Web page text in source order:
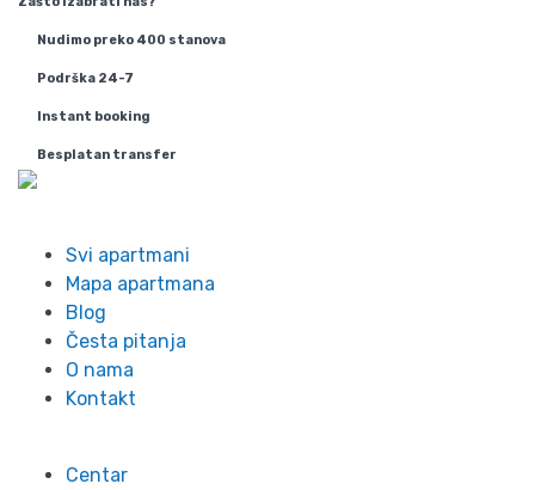
Nudimo preko 400 stanova
Podrška 24-7
Instant booking
Besplatan transfer
Svi apartmani
Mapa apartmana
Blog
Česta pitanja
O nama
Kontakt
Centar